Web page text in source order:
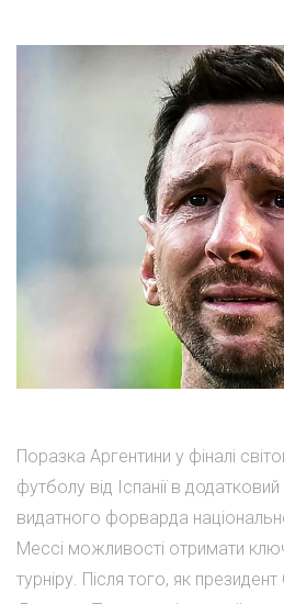
Поразка Аргентини у фіналі
футболу від Іспанії в
видатного форварда
Мессі можливості отримати
турніру. Після того, як